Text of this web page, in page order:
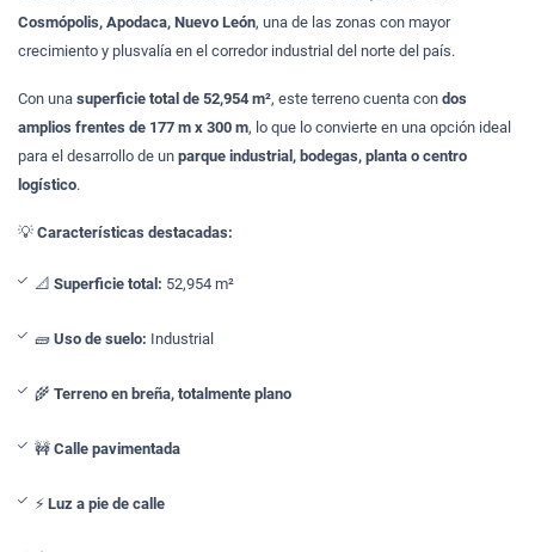
Cosmópolis, Apodaca, Nuevo León, una de las zonas con mayor
crecimiento y plusvalía en el corredor industrial del norte del país.
Con una superficie total de 52,954 m², este terreno cuenta con dos
amplios frentes de 177 m x 300 m, lo que lo convierte en una opción ideal
para el desarrollo de un parque industrial, bodegas, planta o centro
logístico.
💡 Características destacadas:
📐 Superficie total: 52,954 m²
🧱 Uso de suelo: Industrial
🌾 Terreno en breña, totalmente plano
🚧 Calle pavimentada
⚡ Luz a pie de calle